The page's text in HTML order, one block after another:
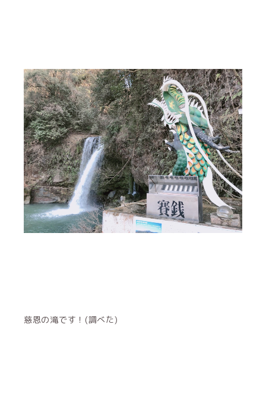
慈恩の滝です！(調べた)